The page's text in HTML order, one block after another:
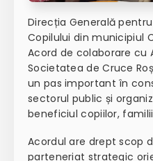
Direcția Generală
Copilului din municipiul
Acord de colaborare cu
Societatea de Cruce
un pas important în
sectorul public și
beneficiul copiilor,
Acordul are drept scop
parteneriat strategic